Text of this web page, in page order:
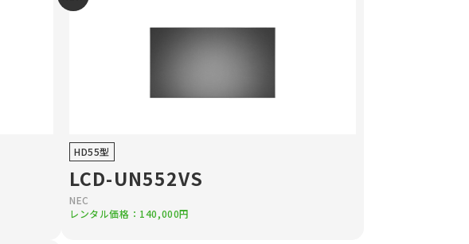
HD55型
LCD-UN552VS
NEC
レンタル価格：140,000円